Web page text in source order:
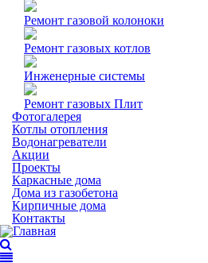
Ремонт газовой колоноки
Ремонт газовых котлов
Инженерные системы
Ремонт газовых Плит
Фотогалерея
Котлы отопления
Водонагреватели
Акции
Проекты
Каркасные дома
Дома из газобетона
Кирпичные дома
Контакты